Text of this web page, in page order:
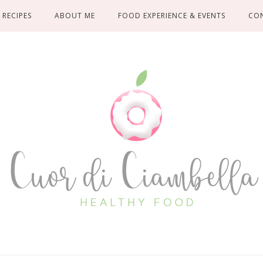
RECIPES ABOUT ME FOOD EXPERIENCE & EVENTS